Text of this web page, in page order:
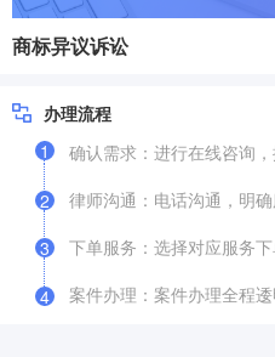
商标异议诉讼
办理流程
1
确认需求：进行在线咨询
2
律师沟通：电话沟通，明
3
下单服务：选择对应服务
4 案件办理：案件办理全程